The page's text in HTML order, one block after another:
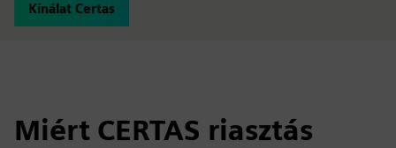
Kínálat Certas
Miért CERTAS riasztás